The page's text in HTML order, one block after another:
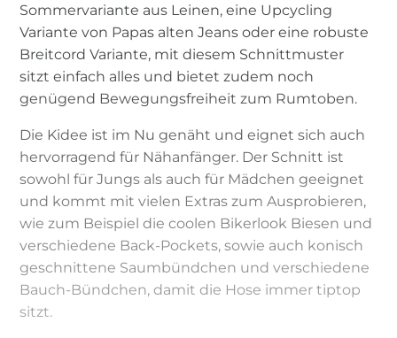
Sommervariante aus Leinen, eine Upcycling
Variante von Papas alten Jeans oder eine robuste
Breitcord Variante, mit diesem Schnittmuster
sitzt einfach alles und bietet zudem noch
genügend Bewegungsfreiheit zum Rumtoben.
Die Kidee ist im Nu genäht und eignet sich auch
hervorragend für Nähanfänger. Der Schnitt ist
sowohl für Jungs als auch für Mädchen geeignet
und kommt mit vielen Extras zum Ausprobieren,
wie zum Beispiel die coolen Bikerlook Biesen und
verschiedene Back-Pockets, sowie auch konisch
geschnittene Saumbündchen und verschiedene
Bauch-Bündchen, damit die Hose immer tiptop
sitzt.